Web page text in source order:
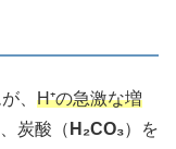
、 H⁺の急激な増
炭酸（ H₂CO₃）を